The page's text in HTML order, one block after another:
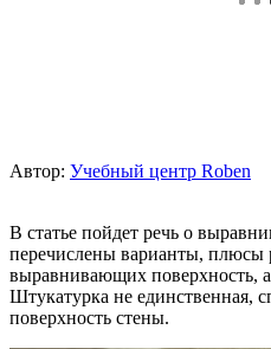
Автор: Учебный центр Roben
В статье пойдет речь о
перечислены варианты, плюсы
выравнивающих поверхность,
Штукатурка не единственная,
поверхность стены.